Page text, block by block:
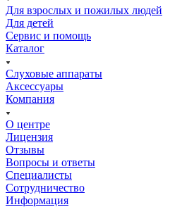
Для взрослых и пожилых людей
Для детей
Сервис и помощь
Каталог
Слуховые аппараты
Аксессуары
Компания
О центре
Лицензия
Отзывы
Вопросы и ответы
Специалисты
Сотрудничество
Информация